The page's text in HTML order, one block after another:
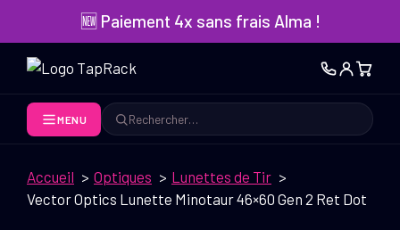
contenu
🆕 Paiement 4x sans frais Alma !
MENU
Rechercher
Accueil Optiques
Lunettes de Tir
Vector Optics Lunette Minotaur 46×60 Gen 2 Ret Dot